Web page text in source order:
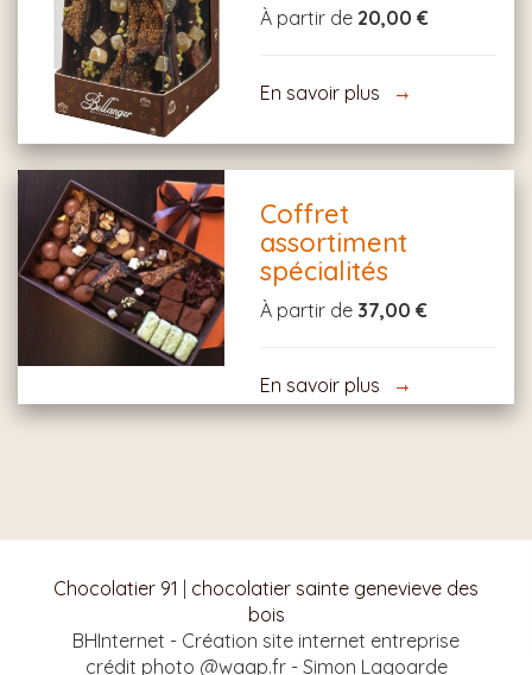
À partir de 20,00 €
En savoir plus
Coffret
assortiment
spécialités
À partir de 37,00 €
En savoir plus
Chocolatier 91
chocolatier sainte genevieve des
bois
BHInternet - Création site internet entreprise
crédit photo @waap.fr - Simon Lagoarde